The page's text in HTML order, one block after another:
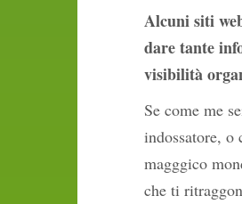
Alcuni siti
dare tante
visibilità
Se come me
indossatore,
magggico
che ti